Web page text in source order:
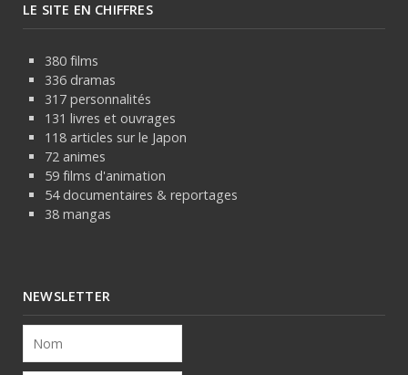
LE SITE EN CHIFFRES
380 films
336 dramas
317 personnalités
131 livres et ouvrages
118 articles sur le Japon
72 animes
59 films d'animation
54 documentaires & reportages
38 mangas
NEWSLETTER